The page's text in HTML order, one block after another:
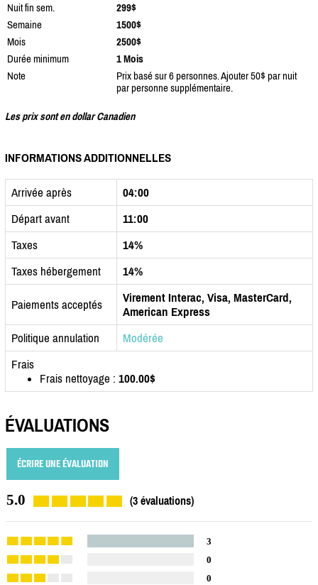
Nuit fin sem.
299$
Semaine
1500$
Mois
2500$
Durée minimum
1 Mois
Note
Prix basé sur 6 personnes. Ajouter 50$ par nuit
par personne supplémentaire.
Les prix sont en dollar Canadien
INFORMATIONS ADDITIONNELLES
Arrivée après
04:00
Départ avant
11:00
Taxes
14%
Taxes hébergement
14%
Paiements acceptés
Virement Interac, Visa, MasterCard,
American Express
Politique annulation
Modérée
Frais
Frais nettoyage : 100.00$
ÉVALUATIONS
ÉCRIRE UNE ÉVALUATION
5.0 (3 évaluations)
3
0
0